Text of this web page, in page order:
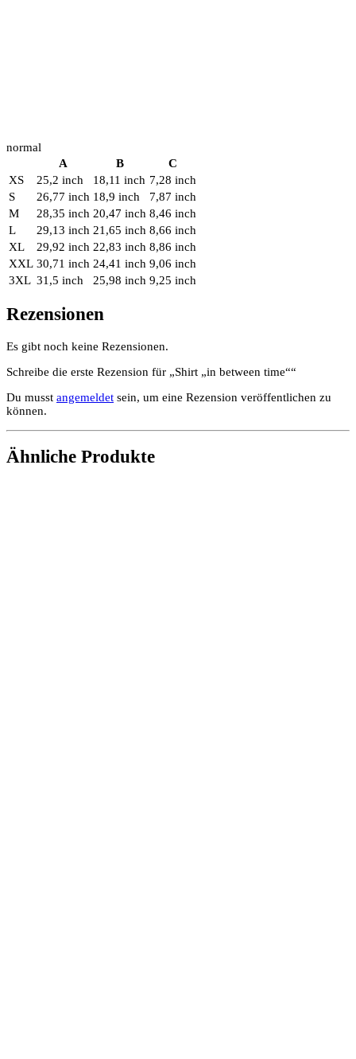
normal
A
B
C
XS
25,2 inch 18,11 inch 7,28 inch
S
26,77 inch 18,9 inch
7,87 inch
M
28,35 inch 20,47 inch 8,46 inch
L
29,13 inch 21,65 inch 8,66 inch
XL
29,92 inch 22,83 inch 8,86 inch
XXL 30,71 inch 24,41 inch 9,06 inch
3XL 31,5 inch 25,98 inch 9,25 inch
Rezensionen
Es gibt noch keine Rezensionen.
Schreibe die erste Rezension für „Shirt „in between time““
Du musst angemeldet sein, um eine Rezension veröffentlichen zu
können.
Ähnliche Produkte